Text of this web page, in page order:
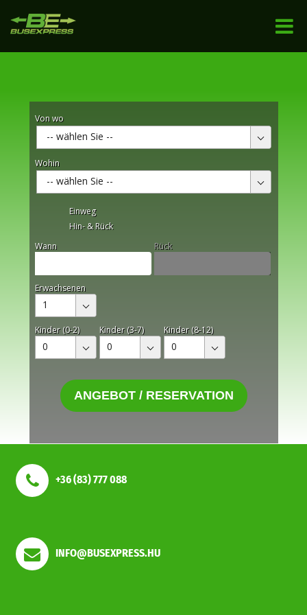
Von wo
-- wählen Sie --
Wohin
-- wählen Sie --
Einweg
Hin- & Rück
Wann
Rück
Erwachsenen
1
Kinder (0-2)
0
Kinder (3-7)
0
Kinder (8-12)
0
ANGEBOT / RESERVATION
+36 (83) 777 088
INFO@BUSEXPRESS.HU